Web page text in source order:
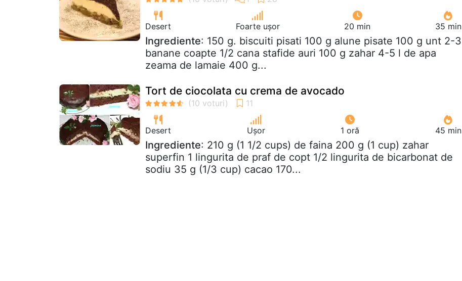
Desert Foarte ușor 20 min 35 min
Ingrediente: 150 g. biscuiti pisati 100 g alune pisate 100 g unt 2-3
banane coapte 1/2 cana stafide auri 100 g zahar 4-5 l de apa
zeama de lamaie 400 g...
Tort de ciocolata cu crema de avocado
Desert Ușor 1 oră 45 min
Ingrediente: 210 g (1 1/2 cups) de faina 200 g (1 cup) zahar
superfin 1 lingurita de praf de copt 1/2 lingurita de bicarbonat de
sodiu 35 g (1/3 cup) cacao 170...